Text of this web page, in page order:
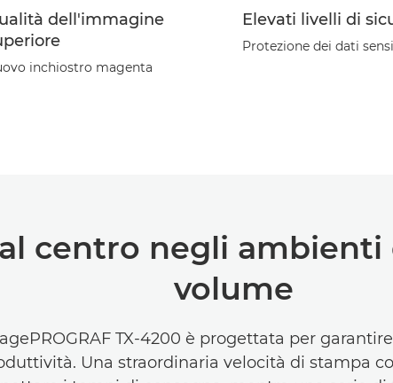
dell'immagine
inchiostro magenta
Elevati livelli di
Protezione dei dati
centro negli ambienti
volume
TX-4200 è progettata per
Una straordinaria velocità di stampa